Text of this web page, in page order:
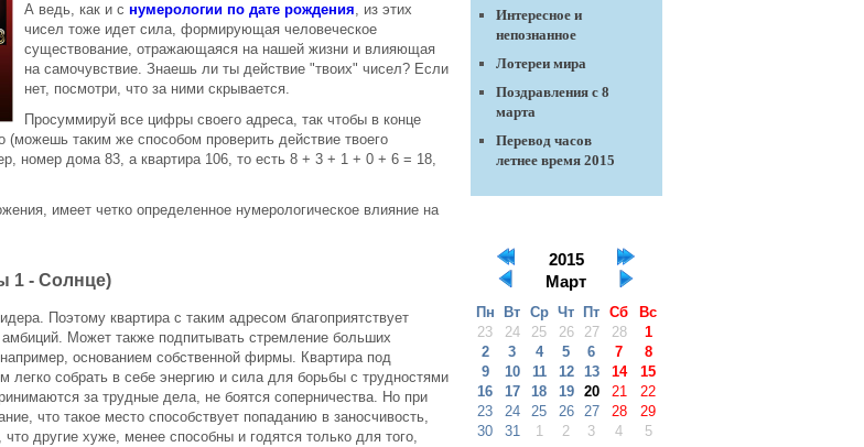
А ведь, как и с нумерологии по дате рождения, из этих
чисел тоже идет сила, формирующая человеческое
существование, отражающаяся на нашей жизни и влияющая
на самочувствие. Знаешь ли ты действие "твоих" чисел? Если
нет, посмотри, что за ними скрывается.
Просуммируй все цифры своего адреса, так чтобы в конце
(можешь таким же способом проверить действие твоего
номер дома 83, а квартира 106, то есть 8 + 3 + 1 + 0 + 6 = 18,
имеет четко определенное нумерологическое влияние на
1 - Солнце)
Поэтому квартира с таким адресом благоприятствует
Может также подпитывать стремление больших
основанием собственной фирмы. Квартира под
легко собрать в себе энергию и сила для борьбы с трудностями
за трудные дела, не боятся соперничества. Но при
что такое место способствует попаданию в заносчивость,
другие хуже, менее способны и годятся только для того,
Интересное и
непознанное
Лотереи мира
Поздравления с 8
марта
Перевод часов
летнее время 2015
2015
Март
Пн Вт Ср Чт Пт Сб
Вс
23
24 25 26 27 28
1
2
3 4 5 6 7
8
9
10 11 12 13 14
15
16
17 18 19 20 21
22
23
24 25 26 27 28
29
30
31 1 2 3 4 5